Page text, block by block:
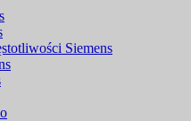
Siemens